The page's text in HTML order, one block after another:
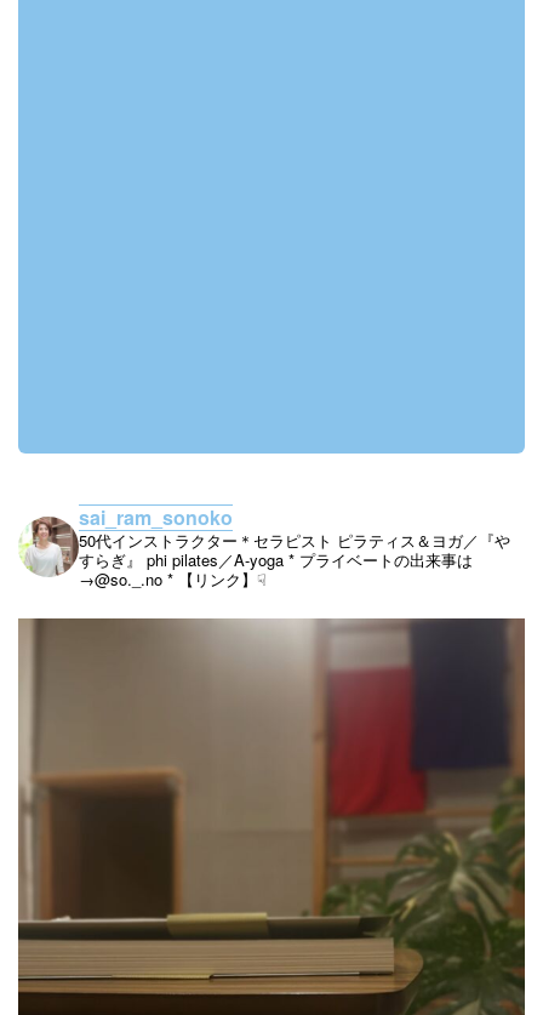
sai_ram_sonoko
50代インストラクター＊セラピスト ピラティス＆ヨガ／『や
すらぎ』
phi pilates／A-yoga * プライベートの出来事は
→@so._.no * 【リンク】☟